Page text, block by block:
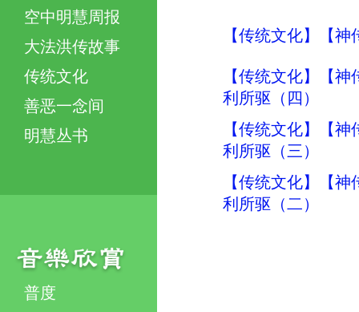
空中明慧周报
大法洪传故事
传统文化
善恶一念间
明慧丛书
普度
【传统文化】【
【传统文化】【
利所驱（四）
【传统文化】【
利所驱（三）
【传统文化】【
利所驱（二）